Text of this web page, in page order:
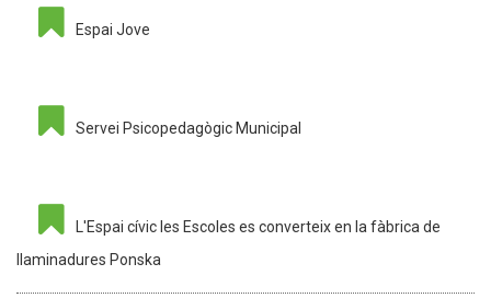
Espai Jove
Servei Psicopedagògic Municipal
L'Espai cívic les Escoles es converteix en la fàbrica de
llaminadures Ponska